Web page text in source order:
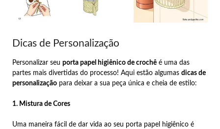
Dicas de Personalização
Personalizar seu porta papel higiênico de crochê é uma das
partes mais divertidas do processo! Aqui estão algumas dicas de
personalização para deixar a sua peça única e cheia de estilo:
1. Mistura de Cores
Uma maneira fácil de dar vida ao seu porta papel higiênico é